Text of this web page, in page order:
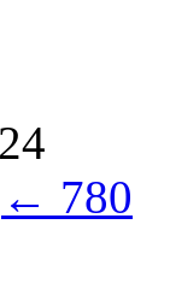
← 780